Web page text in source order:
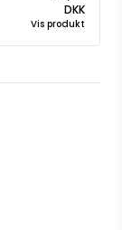
DKK
Vis produkt